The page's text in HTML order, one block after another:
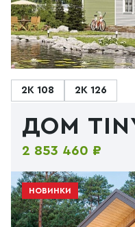
2К 108 2К 126
ДОМ
2 853 460 ₽
НОВИНКИ